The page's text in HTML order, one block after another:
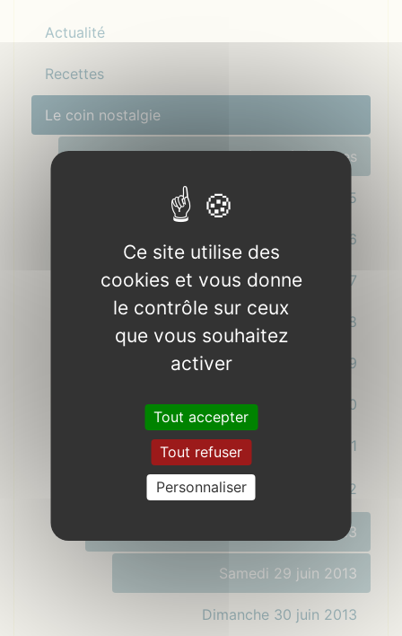
Actualité
Recettes
Le coin nostalgie
Programmation des années précédentes
Gallésie en fête 2005
Gallésie en fête 2006
Gallésie en fête 2007
Gallésie en fête 2008
Gallésie en fête 2009
Gallésie en fête 2010
Gallésie en fête 2011
Gallésie en fête 2012
Gallésie en fête 2013
Samedi 29 juin 2013
Dimanche 30 juin 2013
Ce site utilise des
cookies et vous donne
le contrôle sur ceux
que vous souhaitez
activer
Tout accepter
Tout refuser
Personnaliser